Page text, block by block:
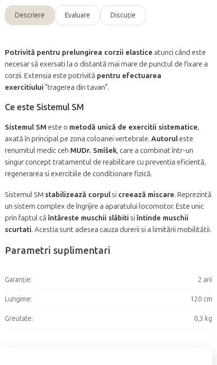
Descriere Evaluare Discuţie
Potrivită pentru prelungirea corzii elastice atunci când este
necesar să exersati la o distantă mai mare de punctul de fixare a
corzii. Extensia este potrivită pentru efectuarea
exercitiului "tragerea din tavan".
Ce este Sistemul SM
Sistemul SM este o metodă unică de exercitii sistematice,
axată în principal pe zona coloanei vertebrale. Autoruleste
renumitul medic ceh MUDr. Smíšek, care a combinat într-un
singur concept tratamentul de reabilitare cu preventia eficientă,
regenerarea si exercitiile de conditionare fizică.
Sistemul SM stabilizează corpulsi creează miscare. Reprezintă
un sistem complex de îngrijire a aparatului locomotor. Este unic
prin faptul că întăreste muschii slăbiti si întinde muschii
scurtati. Acestia sunt adesea cauza durerii si a limitării mobilitătii.
Parametri suplimentari
Garanţie: 2 ani
Lungime: 120 cm
Greutate: 0,3 kg